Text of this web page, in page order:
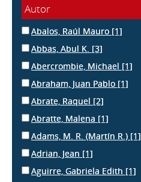
Autor
Abalos, Raúl Mauro [1]
Abbas, Abul K. [3]
Abercrombie, Michael [1]
Abraham, Juan Pablo [1]
Abrate, Raquel [2]
Abratte, Malena [1]
Adams, M. R. (Martín R.) [1]
Adrian, Jean [1]
Aguirre, Gabriela Edith [1]